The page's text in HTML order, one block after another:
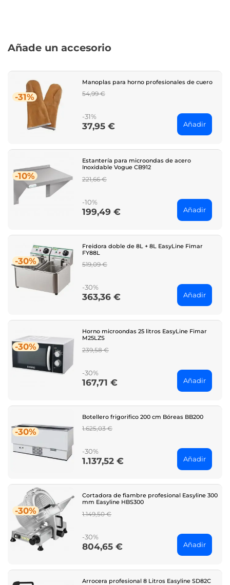
Añade un accesorio
-31%
Manoplas para horno profesionales de cuero
Regular
54,99 €
-31%
Price
37,95 € Añadir
-10%
Estantería para microondas de acero
Inoxidable Vogue CB912
Regular
221,66 €
-10%
Price
199,49 € Añadir
-30%
Freidora doble de 8L + 8L EasyLine Fimar
FY88L
Regular
519,09 €
-30%
Price
363,36 € Añadir
-30%
Horno microondas 25 litros EasyLine Fimar
M25LZS
Regular
239,58 €
-30%
Price
167,71 € Añadir
-30%
Botellero frigorifico 200 cm Bóreas BB200
Regular
1.625,03 €
-30%
Price
1.137,52 € Añadir
-30%
Cortadora de fiambre profesional Easyline 300
mm Easyline HBS300
Regular
1.149,50 €
-30%
Price
804,65 € Añadir
Arrocera profesional 8 Litros Easyline SD82C